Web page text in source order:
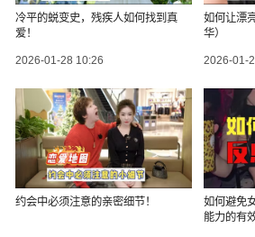
冷平的蜕变史，残疾人如何找到真
爱！
2026-01-28 10:26
如何让漂
华）
2026-01-
约会中必须注意的亲密细节！
如何避免
能力的有